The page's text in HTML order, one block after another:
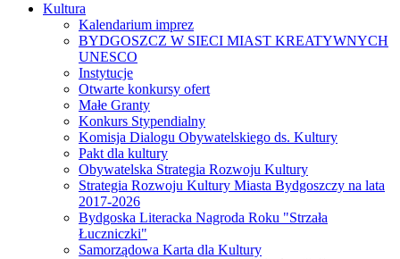
Kultura
Kalendarium imprez
BYDGOSZCZ W SIECI MIAST KREATYWNYCH
UNESCO
Instytucje
Otwarte konkursy ofert
Małe Granty
Konkurs Stypendialny
Komisja Dialogu Obywatelskiego ds. Kultury
Pakt dla kultury
Obywatelska Strategia Rozwoju Kultury
Strategia Rozwoju Kultury Miasta Bydgoszczy na lata
2017-2026
Bydgoska Literacka Nagroda Roku "Strzała
Łuczniczki"
Samorządowa Karta dla Kultury